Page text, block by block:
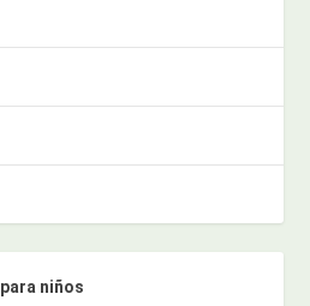
niños